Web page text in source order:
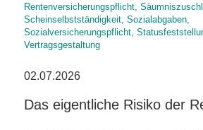
Rentenversicherungspflicht,
Scheinselbstständigkeit, Sozialabgaben,
Sozialversicherungspflicht,
Vertragsgestaltung
02.07.2026
Das eigentliche Risiko der